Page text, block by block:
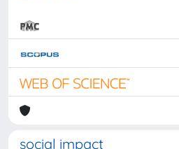
social impact